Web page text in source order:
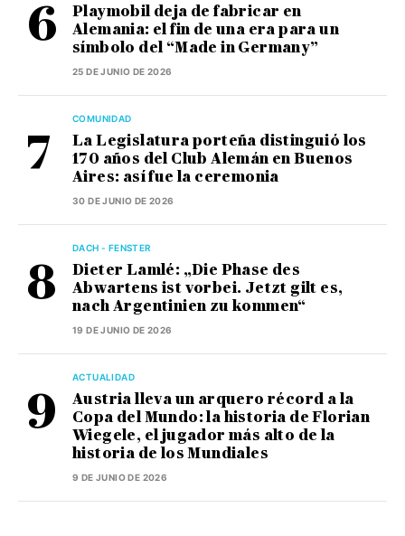
Playmobil deja de fabricar en
Alemania: el fin de una era para un
símbolo del “Made in Germany”
25 DE JUNIO DE 2026
COMUNIDAD
La Legislatura porteña distinguió los
170 años del Club Alemán en Buenos
Aires: así fue la ceremonia
30 DE JUNIO DE 2026
DACH - FENSTER
Dieter Lamlé: „Die Phase des
Abwartens ist vorbei. Jetzt gilt es,
nach Argentinien zu kommen“
19 DE JUNIO DE 2026
ACTUALIDAD
Austria lleva un arquero récord a la
Copa del Mundo: la historia de Florian
Wiegele, el jugador más alto de la
historia de los Mundiales
9 DE JUNIO DE 2026